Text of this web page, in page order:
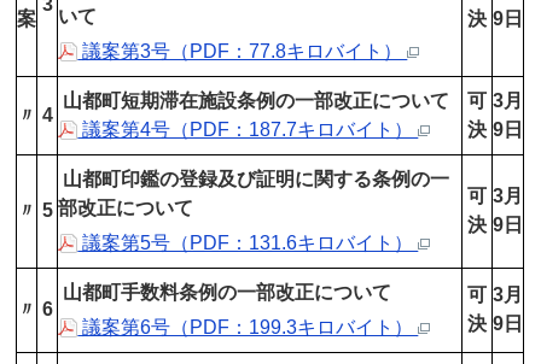
案
いて
議案第3号（PDF：77.8キロバイト）
決 9日
〃 4
山都町短期滞在施設条例の一部改正について
議案第4号（PDF：187.7キロバイト）
可
決
3月
9日
〃 5
山都町印鑑の登録及び証明に関する条例の一
部改正について
議案第5号（PDF：131.6キロバイト）
可
決
3月
9日
〃 6
山都町手数料条例の一部改正について
議案第6号（PDF：199.3キロバイト）
可
決
3月
9日